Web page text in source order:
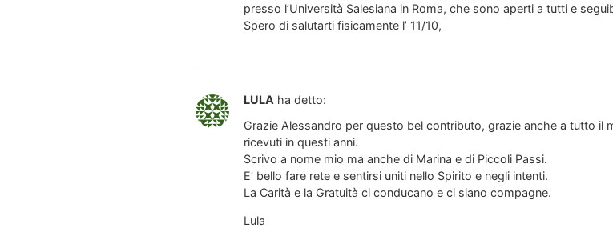
presso l’Università Salesiana in Roma, che sono aperti a tutti e
Spero di salutarti fisicamente l’ 11/10,
LULA ha detto:
Grazie Alessandro per questo bel contributo, grazie anche a tutto il
ricevuti in questi anni.
Scrivo a nome mio ma anche di Marina e di Piccoli Passi.
E’ bello fare rete e sentirsi uniti nello Spirito e negli intenti.
La Carità e la Gratuità ci conducano e ci siano compagne.
Lula